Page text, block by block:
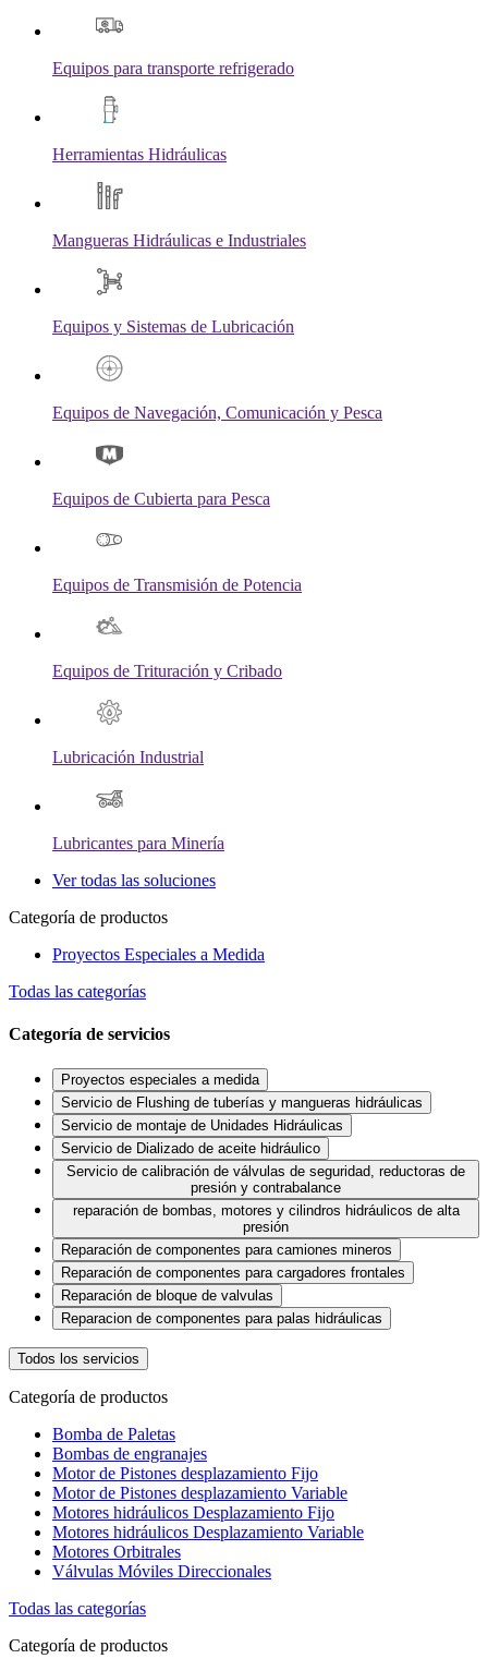
Equipos para transporte refrigerado
Herramientas Hidráulicas
Mangueras Hidráulicas e Industriales
Equipos y Sistemas de Lubricación
Equipos de Navegación, Comunicación y Pesca
Equipos de Cubierta para Pesca
Equipos de Transmisión de Potencia
Equipos de Trituración y Cribado
Lubricación Industrial
Lubricantes para Minería
Ver todas las soluciones
Categoría de productos
Proyectos Especiales a Medida
Todas las categorías
Categoría de servicios
Proyectos especiales a medida
Servicio de Flushing de tuberías y mangueras hidráulicas
Servicio de montaje de Unidades Hidráulicas
Servicio de Dializado de aceite hidráulico
Servicio de calibración de válvulas de seguridad, reductoras de
presión y contrabalance
reparación de bombas, motores y cilindros hidráulicos de alta
presión
Reparación de componentes para camiones mineros
Reparación de componentes para cargadores frontales
Reparación de bloque de valvulas
Reparacion de componentes para palas hidráulicas
Todos los servicios
Categoría de productos
Bomba de Paletas
Bombas de engranajes
Motor de Pistones desplazamiento Fijo
Motor de Pistones desplazamiento Variable
Motores hidráulicos Desplazamiento Fijo
Motores hidráulicos Desplazamiento Variable
Motores Orbitrales
Válvulas Móviles Direccionales
Todas las categorías
Categoría de productos